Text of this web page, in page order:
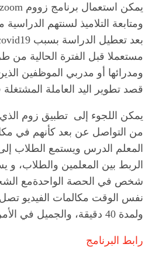
ومتابعة التلاميذ لسنتهم
مستعملا قبل الفترة الحالية
ومدرائها أو مدربي الموظفين
قصد تطوير اليد العاملة
يمكن اللجوء إلى تطبيق زوم
من التواصل عن بعد كأنهم في
المعلم الدرس ويستمع الطلاب
شخص في الحصة الواحدةمع
ولمدة 40 دقيقة، والجميل في الأمر أنه مجاني.
رابط البرنامج